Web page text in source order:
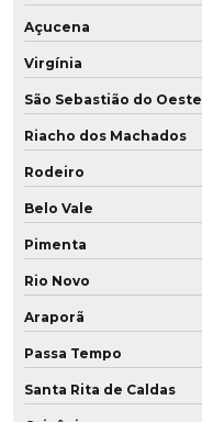
Açucena
Virgínia
São Sebastião do Oeste
Riacho dos Machados
Rodeiro
Belo Vale
Pimenta
Rio Novo
Araporã
Passa Tempo
Santa Rita de Caldas